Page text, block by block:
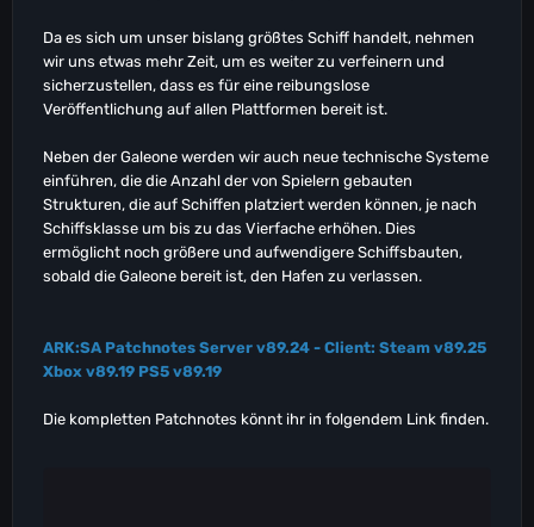
Da es sich um unser bislang größtes Schiff handelt, nehmen
wir uns etwas mehr Zeit, um es weiter zu verfeinern und
sicherzustellen, dass es für eine reibungslose
Veröffentlichung auf allen Plattformen bereit ist.
Neben der Galeone werden wir auch neue technische Systeme
einführen, die die Anzahl der von Spielern gebauten
Strukturen, die auf Schiffen platziert werden können, je nach
Schiffsklasse um bis zu das Vierfache erhöhen. Dies
ermöglicht noch größere und aufwendigere Schiffsbauten,
sobald die Galeone bereit ist, den Hafen zu verlassen.
ARK:SA Patchnotes Server v89.24 - Client: Steam v89.25
Xbox v89.19 PS5 v89.19
Die kompletten Patchnotes könnt ihr in folgendem Link finden.